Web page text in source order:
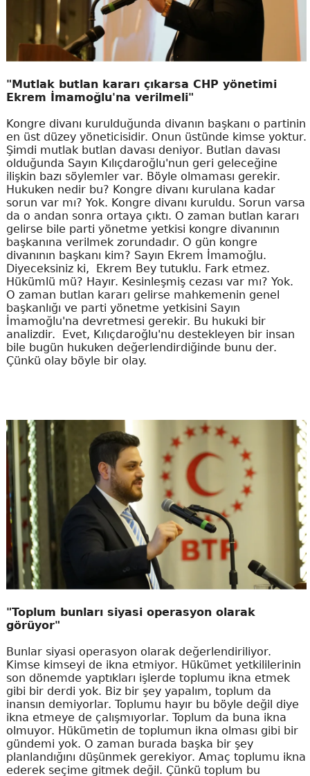
"Mutlak butlan kararı çıkarsa CHP yönetimi
Ekrem İmamoğlu'na verilmeli"
Kongre divanı kurulduğunda divanın başkanı o partinin
en üst düzey yöneticisidir. Onun üstünde kimse yoktur.
Şimdi mutlak butlan davası deniyor. Butlan davası
olduğunda Sayın Kılıçdaroğlu'nun geri geleceğine
ilişkin bazı söylemler var. Böyle olmaması gerekir.
Hukuken nedir bu? Kongre divanı kurulana kadar
sorun var mı? Yok. Kongre divanı kuruldu. Sorun varsa
da o andan sonra ortaya çıktı. O zaman butlan kararı
gelirse bile parti yönetme yetkisi kongre divanının
başkanına verilmek zorundadır. O gün kongre
divanının başkanı kim? Sayın Ekrem İmamoğlu.
Diyeceksiniz ki, Ekrem Bey tutuklu. Fark etmez.
Hükümlü mü? Hayır. Kesinleşmiş cezası var mı? Yok.
O zaman butlan kararı gelirse mahkemenin genel
başkanlığı ve parti yönetme yetkisini Sayın
İmamoğlu'na devretmesi gerekir. Bu hukuki bir
analizdir. Evet, Kılıçdaroğlu'nu destekleyen bir insan
bile bugün hukuken değerlendirdiğinde bunu der.
Çünkü olay böyle bir olay.
"Toplum bunları siyasi operasyon olarak
görüyor"
Bunlar siyasi operasyon olarak değerlendiriliyor.
Kimse kimseyi de ikna etmiyor. Hükümet yetkililerinin
son dönemde yaptıkları işlerde toplumu ikna etmek
gibi bir derdi yok. Biz bir şey yapalım, toplum da
inansın demiyorlar. Toplumu hayır bu böyle değil diye
ikna etmeye de çalışmıyorlar. Toplum da buna ikna
olmuyor. Hükümetin de toplumun ikna olması gibi bir
gündemi yok. O zaman burada başka bir şey
planlandığını düşünmek gerekiyor. Amaç toplumu ikna
ederek seçime gitmek değil. Çünkü toplum bu